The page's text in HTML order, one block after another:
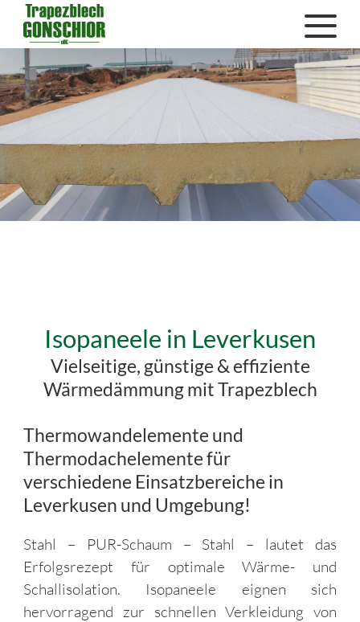
Isopaneele in Leverkusen
Vielseitige, günstige & effiziente
Wärmedämmung mit Trapezblech
Thermowandelemente und
Thermodachelemente für
verschiedene Einsatzbereiche in
Leverkusen und Umgebung!
Stahl – PUR-Schaum – Stahl – lautet das
Erfolgsrezept für optimale Wärme- und
Schallisolation. Isopaneele eignen sich
hervorragend zur schnellen Verkleidung von